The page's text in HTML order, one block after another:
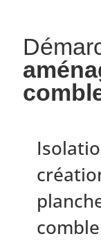
comble